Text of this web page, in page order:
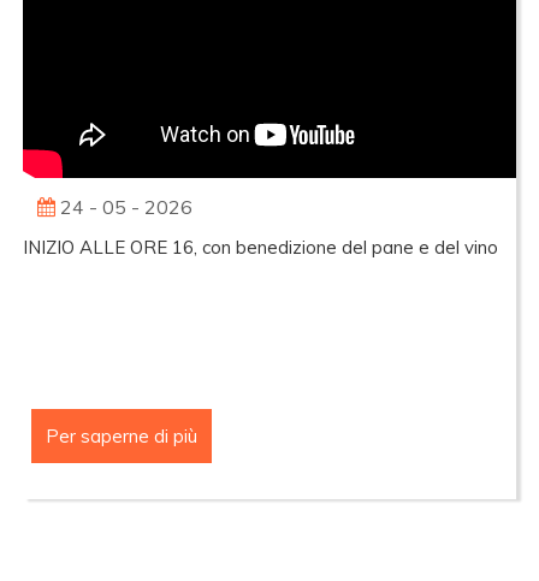
24 - 05 - 2026
INIZIO ALLE ORE 16, con benedizione del pane e del vino
Per saperne di più
DEL